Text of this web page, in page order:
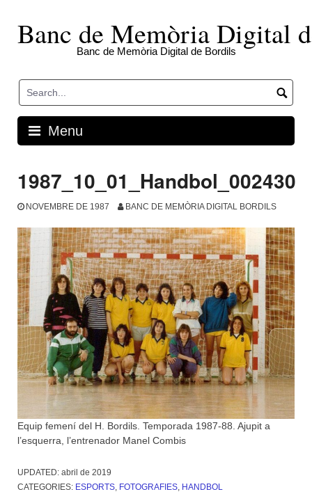
contentBanc de Memòria Digital
Banc de Memòria Digital de Bordils
Menu
1987_10_01_Handbol_002430
NOVEMBRE DE 1987 BANC DE MEMÒRIA DIGITAL BORDILS
Equip femení del H. Bordils. Temporada 1987-88. Ajupit a
l’esquerra, l’entrenador Manel Combis
UPDATED: abril de 2019
CATEGORIES: ESPORTS, FOTOGRAFIES, HANDBOL